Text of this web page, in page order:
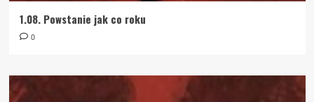
1.08. Powstanie jak co roku
0